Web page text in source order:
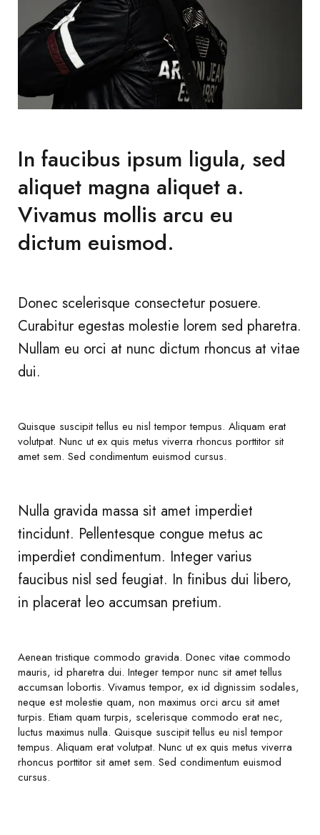
In faucibus ipsum ligula, sed
aliquet magna aliquet a.
Vivamus mollis arcu eu
dictum euismod.
Donec scelerisque consectetur posuere.
Curabitur egestas molestie lorem sed pharetra.
Nullam eu orci at nunc dictum rhoncus at vitae
dui.
Quisque suscipit tellus eu nisl tempor tempus. Aliquam erat
volutpat. Nunc ut ex quis metus viverra rhoncus porttitor sit
amet sem. Sed condimentum euismod cursus.
Nulla gravida massa sit amet imperdiet
tincidunt. Pellentesque congue metus ac
imperdiet condimentum. Integer varius
faucibus nisl sed feugiat. In finibus dui libero,
in placerat leo accumsan pretium.
Aenean tristique commodo gravida. Donec vitae commodo
mauris, id pharetra dui. Integer tempor nunc sit amet tellus
accumsan lobortis. Vivamus tempor, ex id dignissim sodales,
neque est molestie quam, non maximus orci arcu sit amet
turpis. Etiam quam turpis, scelerisque commodo erat nec,
luctus maximus nulla. Quisque suscipit tellus eu nisl tempor
tempus. Aliquam erat volutpat. Nunc ut ex quis metus viverra
rhoncus porttitor sit amet sem. Sed condimentum euismod
cursus.